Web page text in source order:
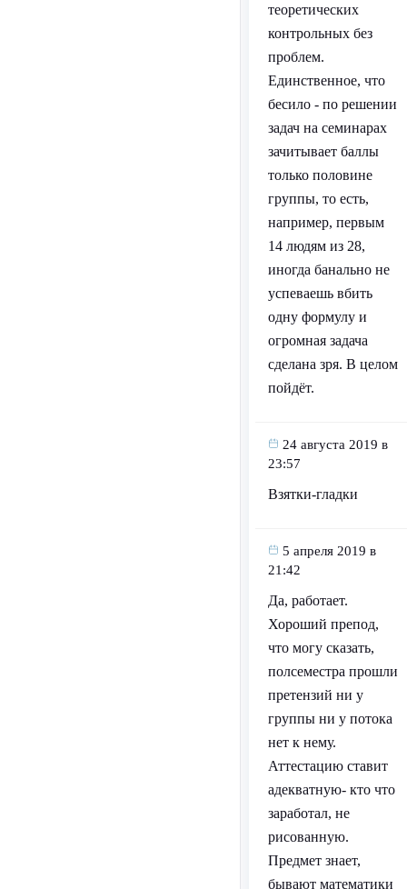
теоретических
контрольных без
проблем.
Единственное, что
бесило - по решении
задач на семинарах
зачитывает баллы
только половине
группы, то есть,
например, первым
14 людям из 28,
иногда банально не
успеваешь вбить
одну формулу и
огромная задача
сделана зря. В целом
пойдёт.
24 августа 2019 в
23:57
Взятки-гладки
5 апреля 2019 в
21:42
Да, работает.
Хороший препод,
что могу сказать,
полсеместра прошли
претензий ни у
группы ни у потока
нет к нему.
Аттестацию ставит
адекватную- кто что
заработал, не
рисованную.
Предмет знает,
бывают математики